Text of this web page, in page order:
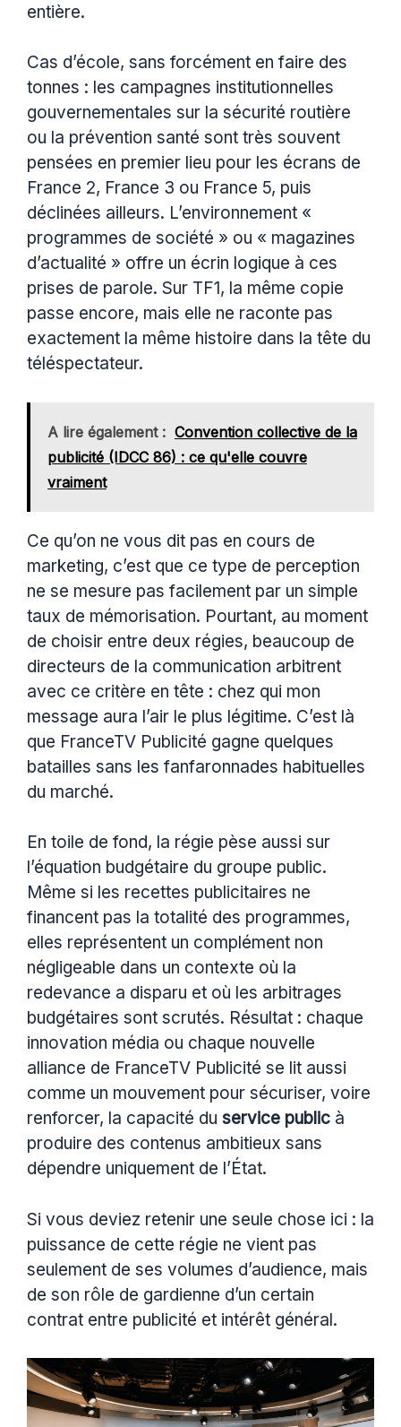
entière.
Cas d’école, sans forcément en faire des
tonnes : les campagnes institutionnelles
gouvernementales sur la sécurité routière
ou la prévention santé sont très souvent
pensées en premier lieu pour les écrans de
France 2, France 3 ou France 5, puis
déclinées ailleurs. L’environnement «
programmes de société » ou « magazines
d’actualité » offre un écrin logique à ces
prises de parole. Sur TF1, la même copie
passe encore, mais elle ne raconte pas
exactement la même histoire dans la tête du
téléspectateur.
A lire également : Convention collective de la
publicité (IDCC 86) : ce qu'elle couvre
vraiment
Ce qu’on ne vous dit pas en cours de
marketing, c’est que ce type de perception
ne se mesure pas facilement par un simple
taux de mémorisation. Pourtant, au moment
de choisir entre deux régies, beaucoup de
directeurs de la communication arbitrent
avec ce critère en tête : chez qui mon
message aura l’air le plus légitime. C’est là
que FranceTV Publicité gagne quelques
batailles sans les fanfaronnades habituelles
du marché.
En toile de fond, la régie pèse aussi sur
l’équation budgétaire du groupe public.
Même si les recettes publicitaires ne
financent pas la totalité des programmes,
elles représentent un complément non
négligeable dans un contexte où la
redevance a disparu et où les arbitrages
budgétaires sont scrutés. Résultat : chaque
innovation média ou chaque nouvelle
alliance de FranceTV Publicité se lit aussi
comme un mouvement pour sécuriser, voire
renforcer, la capacité du service public à
produire des contenus ambitieux sans
dépendre uniquement de l’État.
Si vous deviez retenir une seule chose ici : la
puissance de cette régie ne vient pas
seulement de ses volumes d’audience, mais
de son rôle de gardienne d’un certain
contrat entre publicité et intérêt général.